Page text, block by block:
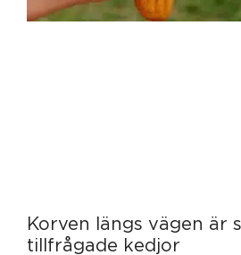
Korven längs vägen är
tillfrågade kedjor